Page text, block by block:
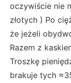
oczywiście nie
złotych ) Po
że jeżeli
Razem z
Troszkę
brakuje tych